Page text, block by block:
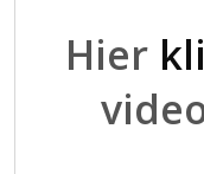
Hier